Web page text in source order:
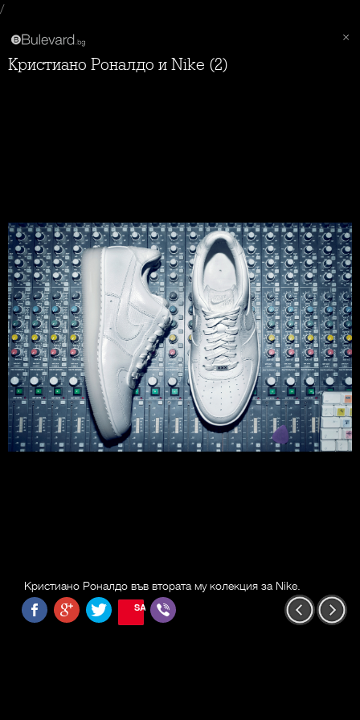
/
Кристиано Роналдо и Nike (2)
Кристиано Роналдо във втората му колекция за Nike.
SAVE